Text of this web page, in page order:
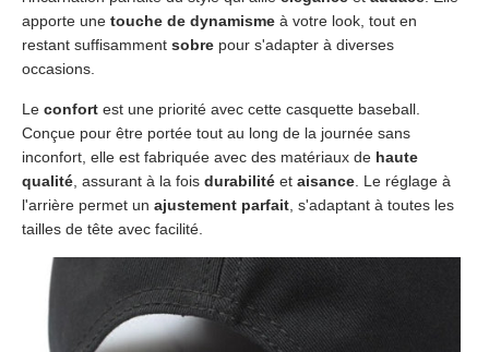
apporte une touche de dynamisme à votre look, tout en
restant suffisamment sobre pour s'adapter à diverses
occasions.
Le confort est une priorité avec cette casquette baseball.
Conçue pour être portée tout au long de la journée sans
inconfort, elle est fabriquée avec des matériaux de haute
qualité , assurant à la fois durabilité et aisance . Le réglage à
l'arrière permet un ajustement parfait , s'adaptant à toutes les
tailles de tête avec facilité.